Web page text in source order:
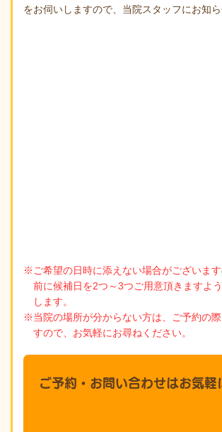
をお伺いしますので、当院スタッフにお知ら
※ご希望の日時に添えない場合がございま
前に候補日を2つ～3つご用意頂きますよ
します。
※当院の場所が分からない方は、ご予約の
すので、お気軽にお尋ねください。
ご予約・お問い合わせはお気軽